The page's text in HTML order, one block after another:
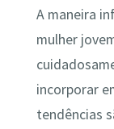
A maneira
mulher
incorporar
tendências